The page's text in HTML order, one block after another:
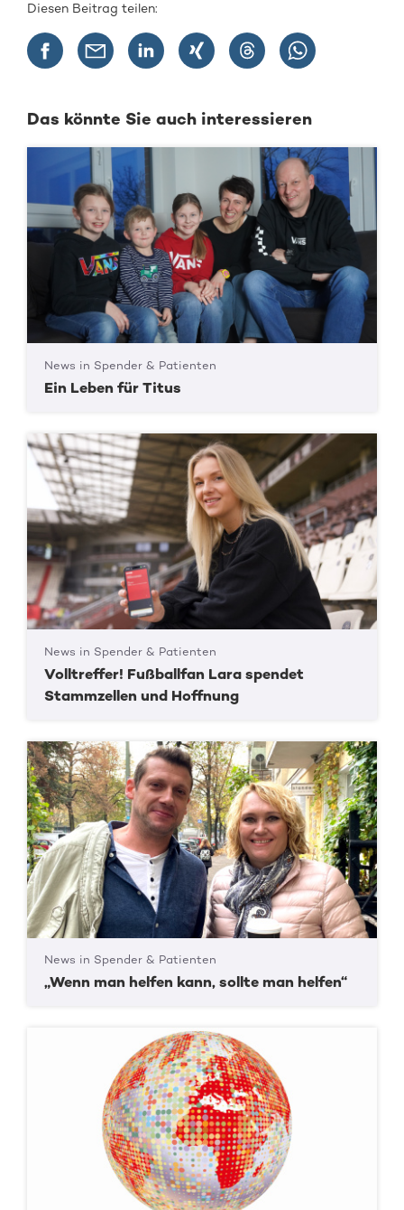
Diesen Beitrag teilen:
Das könnte Sie auch interessieren
News in Spender & Patienten
Ein Leben für Titus
News in Spender & Patienten
Volltreffer! Fußballfan Lara spendet
Stammzellen und Hoffnung
News in Spender & Patienten
„Wenn man helfen kann, sollte man helfen“